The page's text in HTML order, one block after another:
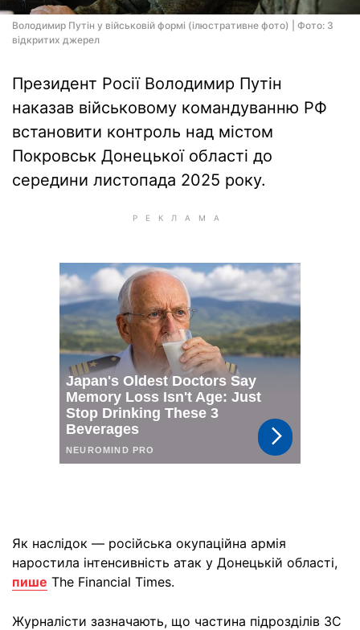
Володимир Путін у військовій формі (ілюстративне фото) | Фото: З
відкритих джерел
Президент Росії Володимир Путін
наказав військовому командуванню РФ
встановити контроль над містом
Покровськ Донецької області до
середини листопада 2025 року.
Як наслідок — російська окупаційна армія
наростила інтенсивність атак у Донецькій області,
пише The Financial Times.
Журналісти зазначають, що частина підрозділів ЗС